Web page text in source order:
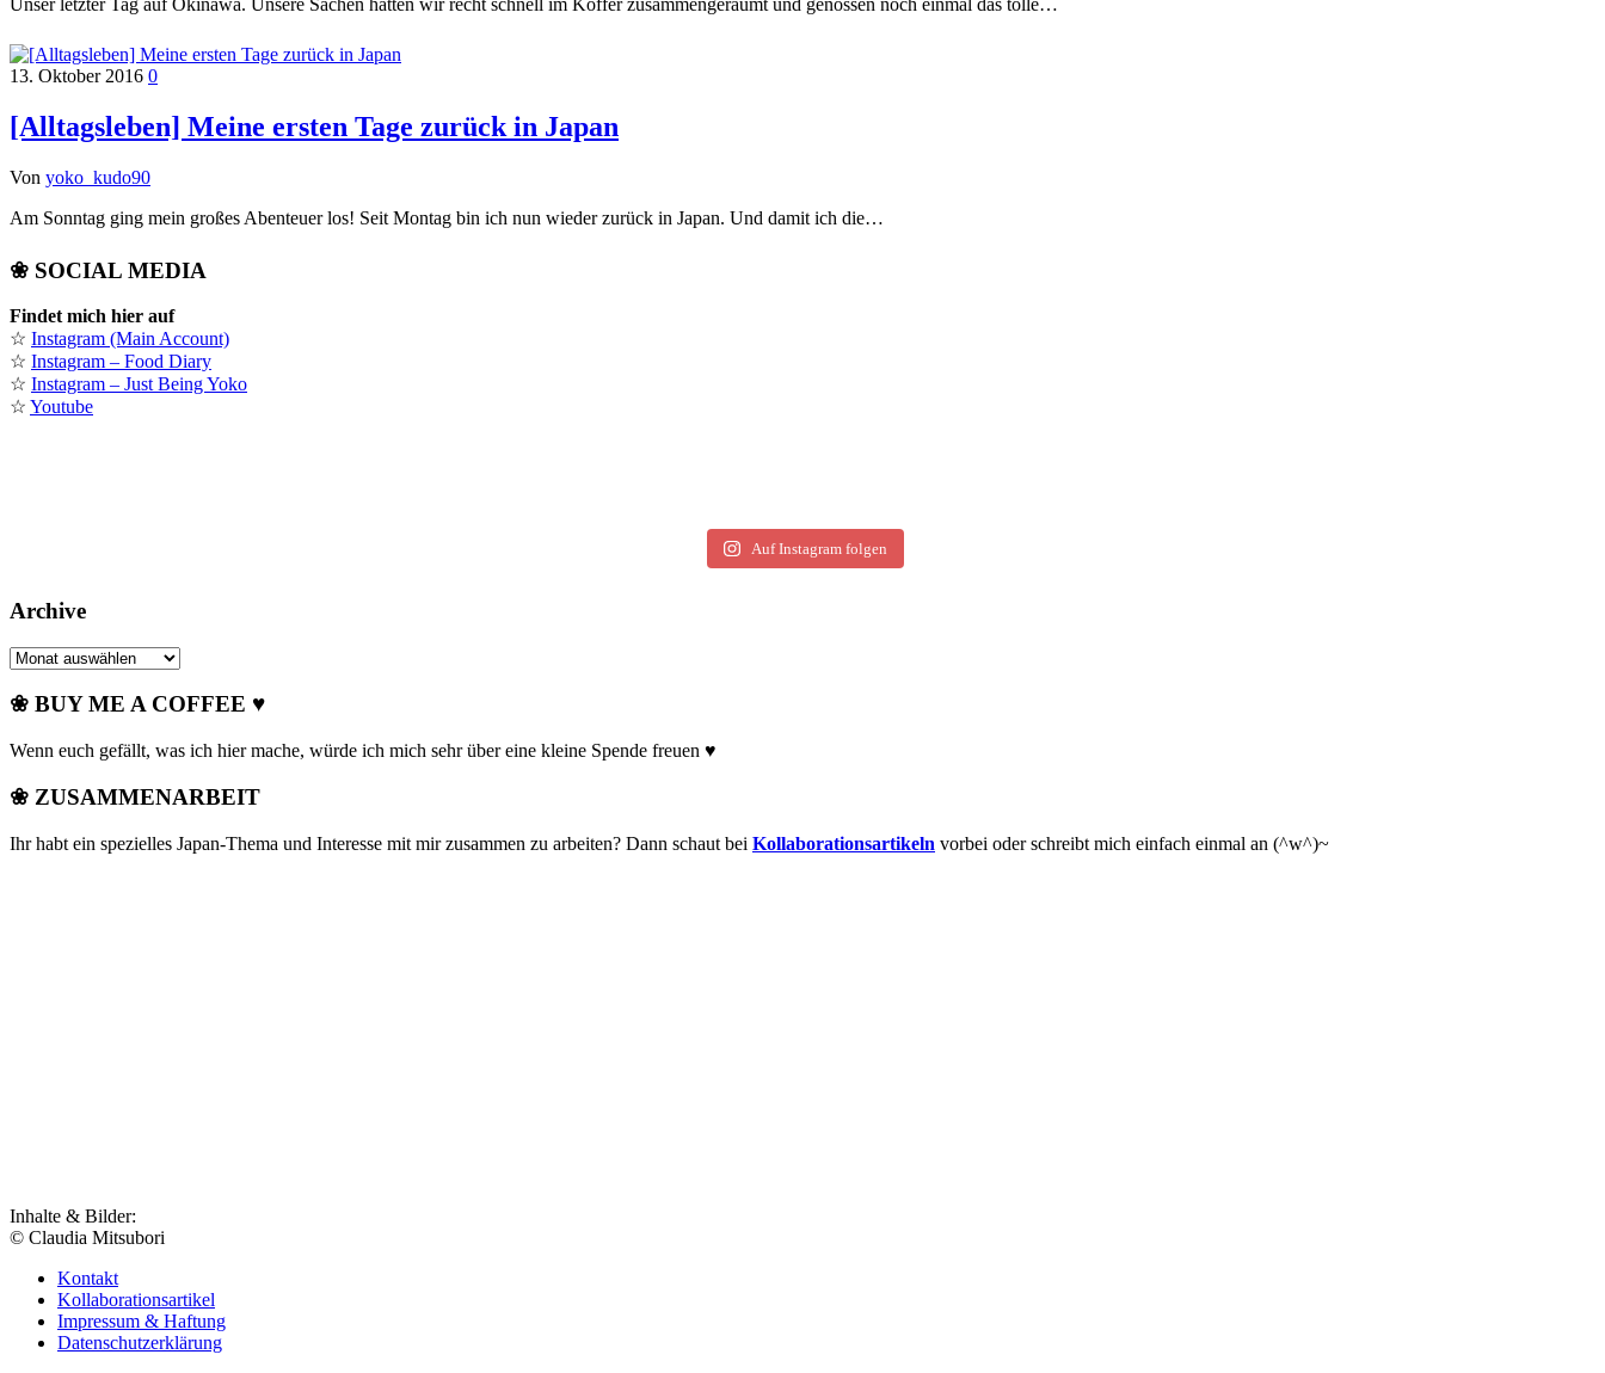
13. Oktober 2016 0
[Alltagsleben] Meine ersten Tage zurück in Japan
Von yoko_kudo90
Am Sonntag ging mein großes Abenteuer los! Seit Montag bin ich nun wieder zurück in Japan. Und damit ich die…
❀ SOCIAL MEDIA
Findet mich hier auf
☆ Instagram (Main Account)
☆ Instagram – Food Diary
☆ Instagram – Just Being Yoko
☆ Youtube
Auf Instagram folgen
Archive
Archive
❀ BUY ME A COFFEE ♥
Wenn euch gefällt, was ich hier mache, würde ich mich sehr über eine kleine Spende freuen ♥
❀ ZUSAMMENARBEIT
Ihr habt ein spezielles Japan-Thema und Interesse mit mir zusammen zu arbeiten? Dann schaut bei Kollaborationsartikeln vorbei oder schreibt mich einfach einmal an (^w^)~
Inhalte & Bilder:
© Claudia Mitsubori
Kontakt
Kollaborationsartikel
Impressum & Haftung
Datenschutzerklärung